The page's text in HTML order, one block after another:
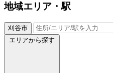
地域エリア・駅
刈谷市
エリアから探す